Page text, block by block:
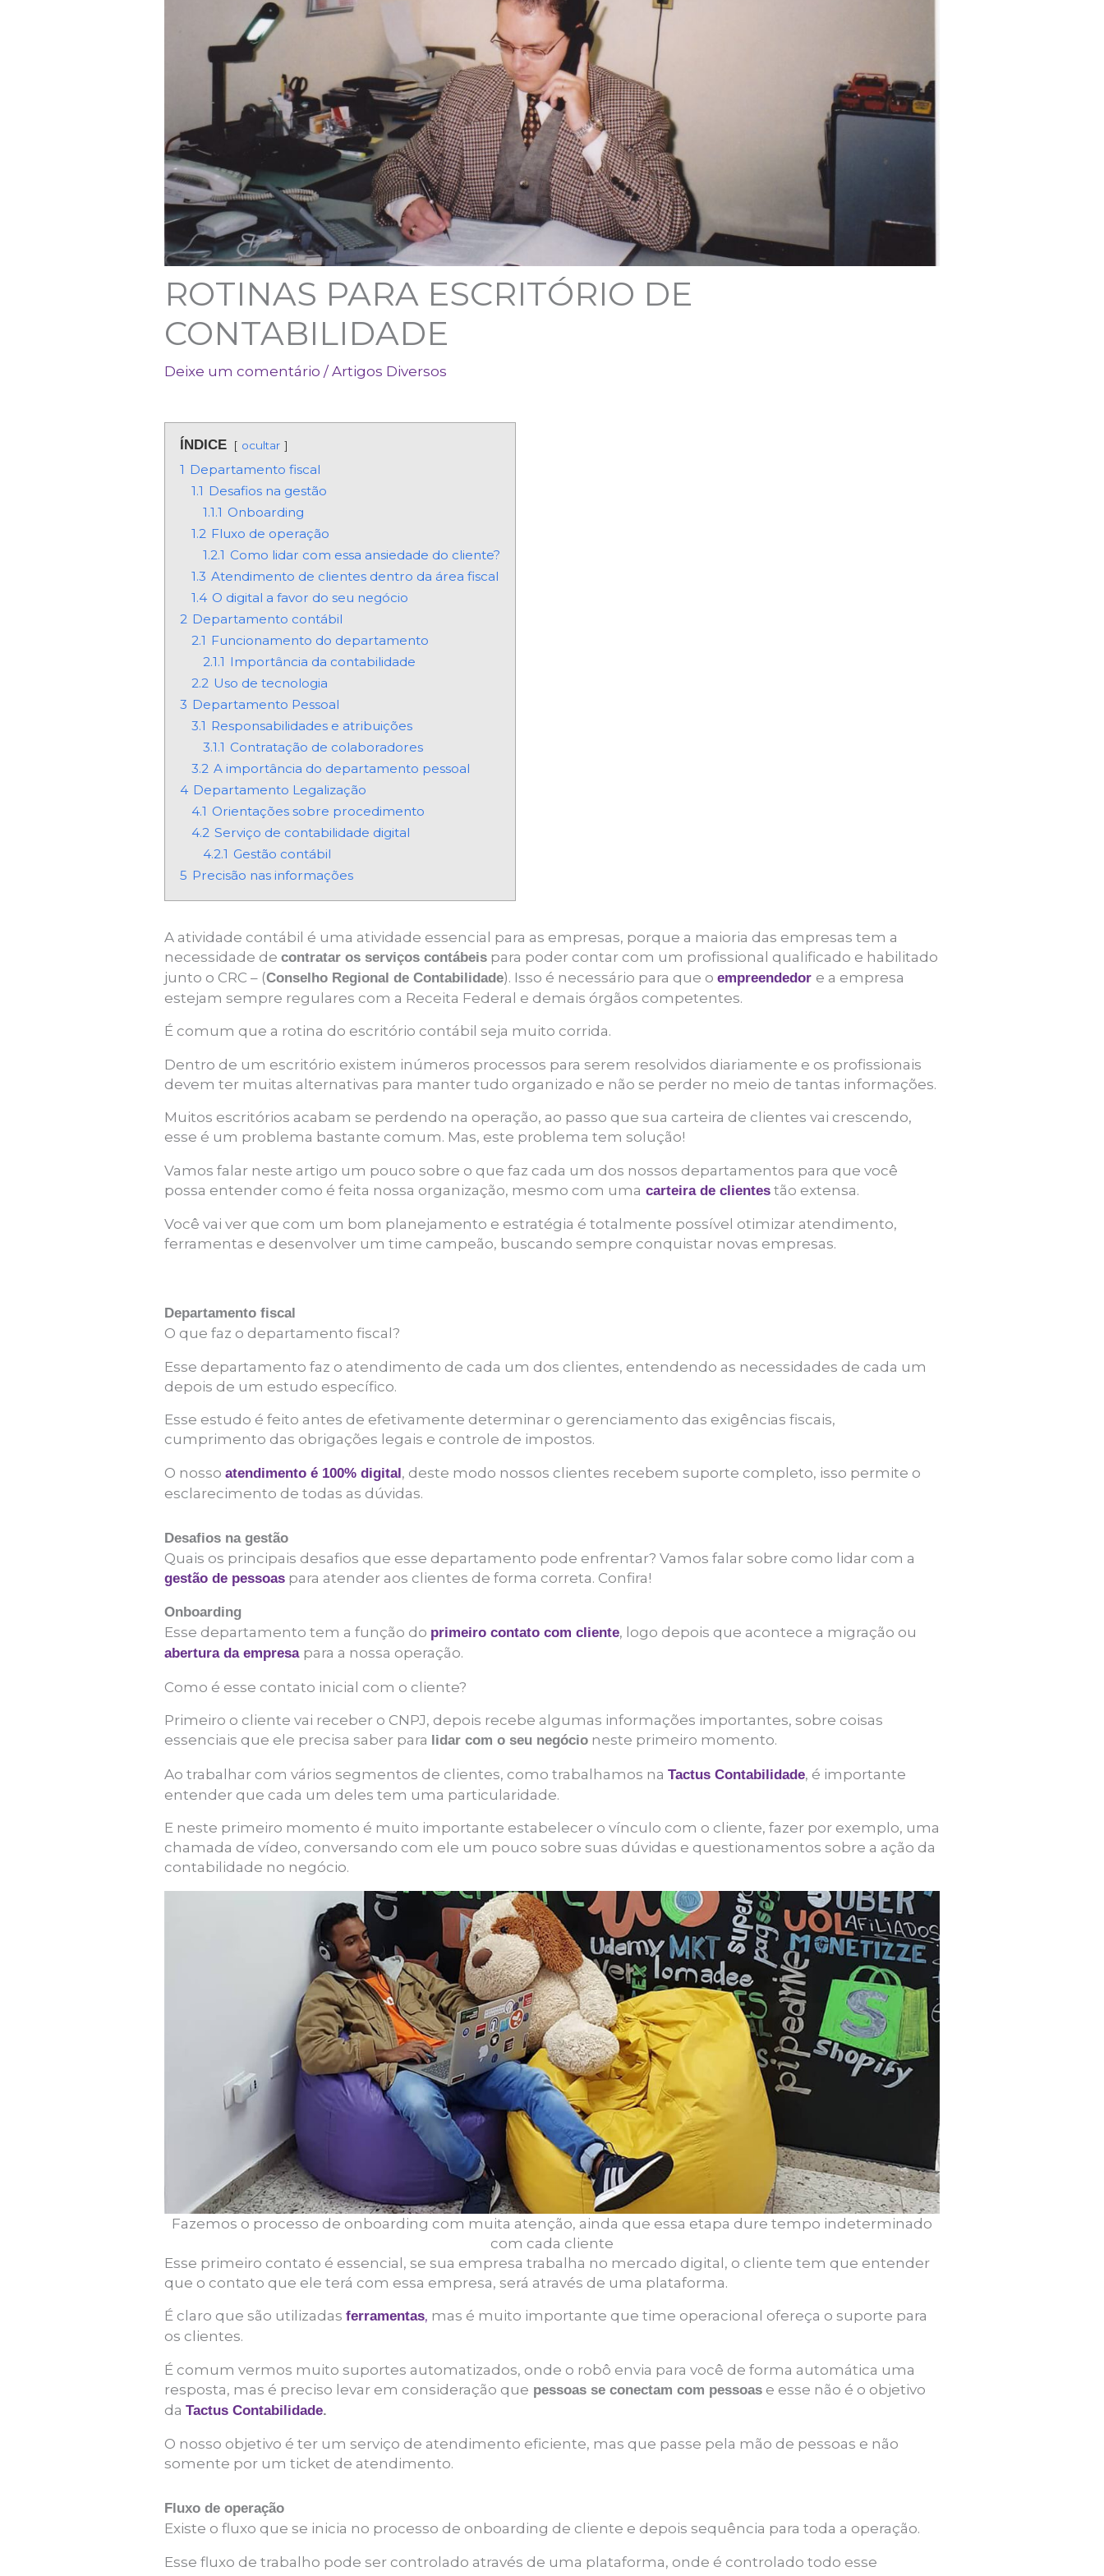
ROTINAS PARA ESCRITÓRIO DE
CONTABILIDADE
Deixe um comentário /Artigos Diversos
ÍNDICE ocultar
1 Departamento fiscal
1.1 Desafios na gestão
1.1.1 Onboarding
1.2 Fluxo de operação
1.2.1 Como lidar com essa ansiedade do cliente?
1.3 Atendimento de clientes dentro da área fiscal
1.4 O digital a favor do seu negócio
2 Departamento contábil
2.1 Funcionamento do departamento
2.1.1 Importância da contabilidade
2.2 Uso de tecnologia
3 Departamento Pessoal
3.1 Responsabilidades e atribuições
3.1.1 Contratação de colaboradores
3.2 A importância do departamento pessoal
4 Departamento Legalização
4.1 Orientações sobre procedimento
4.2 Serviço de contabilidade digital
4.2.1 Gestão contábil
5 Precisão nas informações
A atividade contábil é uma atividade essencial para as empresas, porque a maioria das empresas tem a
necessidade de contratar os serviços contábeispara poder contar com um profissional qualificado e habilitado
junto o CRC – (Conselho Regional de Contabilidade). Isso é necessário para que o empreendedor e a empresa
estejam sempre regulares com a Receita Federal e demais órgãos competentes.
É comum que a rotina do escritório contábil seja muito corrida.
Dentro de um escritório existem inúmeros processos para serem resolvidos diariamente e os profissionais
devem ter muitas alternativas para manter tudo organizado e não se perder no meio de tantas informações.
Muitos escritórios acabam se perdendo na operação, ao passo que sua carteira de clientes vai crescendo,
esse é um problema bastante comum. Mas, este problema tem solução!
Vamos falar neste artigo um pouco sobre o que faz cada um dos nossos departamentos para que você
possa entender como é feita nossa organização, mesmo com uma carteira de clientestão extensa.
Você vai ver que com um bom planejamento e estratégia é totalmente possível otimizar atendimento,
ferramentas e desenvolver um time campeão, buscando sempre conquistar novas empresas.
Departamento fiscal
O que faz o departamento fiscal?
Esse departamento faz o atendimento de cada um dos clientes, entendendo as necessidades de cada um
depois de um estudo específico.
Esse estudo é feito antes de efetivamente determinar o gerenciamento das exigências fiscais,
cumprimento das obrigações legais e controle de impostos.
O nosso atendimento é 100% digital, deste modo nossos clientes recebem suporte completo, isso permite o
esclarecimento de todas as dúvidas.
Desafios na gestão
Quais os principais desafios que esse departamento pode enfrentar? Vamos falar sobre como lidar com a
gestão de pessoaspara atender aos clientes de forma correta. Confira!
Onboarding
Esse departamento tem a função do primeiro contato com cliente, logo depois que acontece a migração ou
abertura da empresa para a nossa operação.
Como é esse contato inicial com o cliente?
Primeiro o cliente vai receber o CNPJ, depois recebe algumas informações importantes, sobre coisas
essenciais que ele precisa saber para
lidar com o seu negócioneste primeiro momento.
Ao trabalhar com vários segmentos de clientes, como trabalhamos na Tactus Contabilidade, é importante
entender que cada um deles tem uma particularidade.
E neste primeiro momento é muito importante estabelecer o vínculo com o cliente, fazer por exemplo, uma
chamada de vídeo, conversando com ele um pouco sobre suas dúvidas e questionamentos sobre a ação da
contabilidade no negócio.
Fazemos o processo de onboarding com muita atenção, ainda que essa etapa dure tempo indeterminado
com cada cliente
Esse primeiro contato é essencial, se sua empresa trabalha no mercado digital, o cliente tem que entender
que o contato que ele terá com essa empresa, será através de uma plataforma.
É claro que são utilizadas ferramentas, mas é muito importante que time operacional ofereça o suporte para
os clientes.
É comum vermos muito suportes automatizados, onde o robô envia para você de forma automática uma
resposta, mas é preciso levar em consideração que pessoas se conectam com pessoase esse não é o objetivo
da Tactus Contabilidade.
O nosso objetivo é ter um serviço de atendimento eficiente, mas que passe pela mão de pessoas e não
somente por um ticket de atendimento.
Fluxo de operação
Existe o fluxo que se inicia no processo de onboarding de cliente e depois sequência para toda a operação.
Esse fluxo de trabalho pode ser controlado através de uma plataforma, onde é controlado todo esse